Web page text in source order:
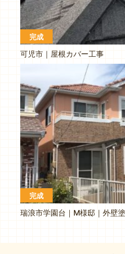
完成
可児市｜屋根カバー工事
完成